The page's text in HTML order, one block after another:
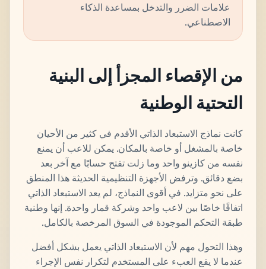
علامات الضرر والتدخل بمساعدة الذكاء
الاصطناعي.
من الإقصاء المجزأ إلى البنية
التحتية الوطنية
كانت نماذج الاستبعاد الذاتي الأقدم في كثير من الأحيان
خاصة بالمشغل أو خاصة بالمكان. يمكن للاعب أن يمنع
نفسه من كازينو واحد وما زلت تفتح حسابًا مع آخر بعد
بضع دقائق. وترفض الأجهزة التنظيمية الحديثة هذا المنطق
على نحو متزايد. في أقوى النماذج، لم يعد الاستبعاد الذاتي
اتفاقًا خاصًا بين لاعب واحد وشركة قمار واحدة. إنها وطنية
طبقة التحكم الموجودة في السوق المرخصة بالكامل.
وهذا التحول مهم لأن الاستبعاد الذاتي يعمل بشكل أفضل
عندما لا يقع العبء على المستخدم لتكرار نفس الإجراء